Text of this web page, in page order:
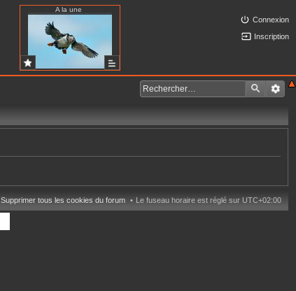
A la une
Connexion
Inscription
Le fuseau horaire est réglé sur UTC+02:00
Supprimer tous les cookies du forum